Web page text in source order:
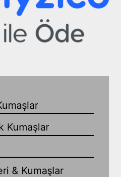
Kumaşlar
& Kumaşlar